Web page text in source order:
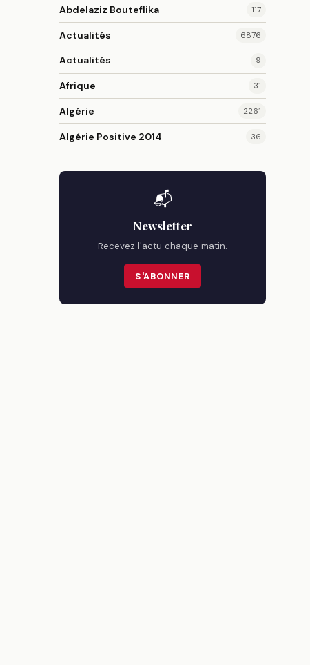
Abdelaziz Bouteflika 117
Actualités 6876
Actualités 9
Afrique 31
Algérie 2261
Algérie Positive 2014 36
📬
Newsletter
Recevez l'actu chaque matin.
S'ABONNER